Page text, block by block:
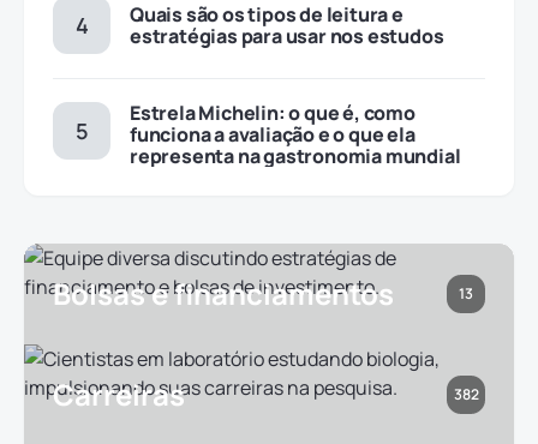
Quais são os tipos de leitura e
estratégias para usar nos estudos
Estrela Michelin: o que é, como
funciona a avaliação e o que ela
representa na gastronomia mundial
Bolsas e financiamentos 13
Carreiras 382